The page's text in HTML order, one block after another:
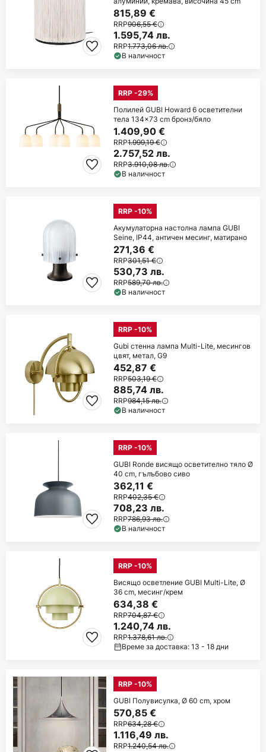
815,89 €
RRP906,55 €
1.595,74 лв.
RRP1.773,06 лв.
В наличност
RRP -29%
Полилей GUBI Howard 6 осветителни
тела 134x73 cm бронз/бяло
1.409,90 €
RRP1.999,19 €
2.757,52 лв.
RRP3.910,08 лв.
В наличност
RRP -10%
Акумулаторна настолна лампа GUBI
Seine, IP44, античен месинг, матирано
271,36 €
RRP301,51 €
530,73 лв.
RRP589,70 лв.
В наличност
RRP -10%
Gubi стенна лампа Multi-Lite, месингов
цвят, метал, G9
452,87 €
RRP503,19 €
885,74 лв.
RRP984,15 лв.
В наличност
RRP -10%
GUBI Ronde висящо осветително тяло Ø
40 cm, гълъбово сиво
362,11 €
RRP402,35 €
708,23 лв.
RRP786,93 лв.
В наличност
RRP -10%
Висящо осветление GUBI Multi-Lite, Ø
36 cm, месинг/крем
634,38 €
RRP704,87 €
1.240,74 лв.
RRP1.378,61 лв.
Време за доставка: 13 - 18 дни
RRP -10%
GUBI Полувисулка, Ø 60 cm, хром
570,85 €
RRP634,28 €
1.116,49 лв.
RRP1.240,54 лв.